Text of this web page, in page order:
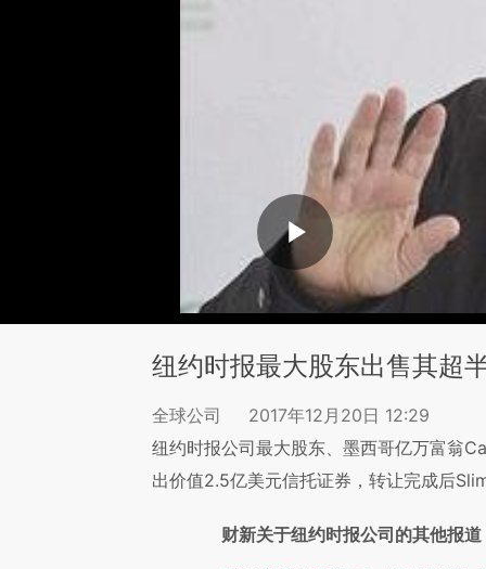
纽约时报最大股东出售其超
全球公司
2017年12月20日 12:29
纽约时报公司最大股东、墨西哥亿万富翁
出价值2.5亿美元信托证券，转让完成后
财新关于纽约时报公司的其他报道